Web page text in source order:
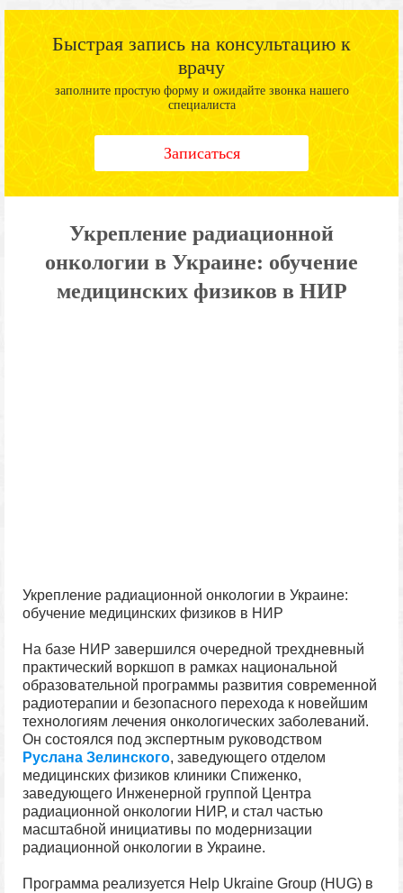
Быстрая запись на консультацию к
врачу
заполните простую форму и ожидайте звонка нашего
специалиста
Записаться
Укрепление радиационной
онкологии в Украине: обучение
медицинских физиков в НИР
Укрепление радиационной онкологии в Украине:
обучение медицинских физиков в НИР
На базе НИР завершился очередной трехдневный
практический воркшоп в рамках национальной
образовательной программы развития современной
радиотерапии и безопасного перехода к новейшим
технологиям лечения онкологических заболеваний.
Он состоялся под экспертным руководством
Руслана Зелинского, заведующего отделом
медицинских физиков клиники Спиженко,
заведующего Инженерной группой Центра
радиационной онкологии НИР, и стал частью
масштабной инициативы по модернизации
радиационной онкологии в Украине.
Программа реализуется Help Ukraine Group (HUG) в